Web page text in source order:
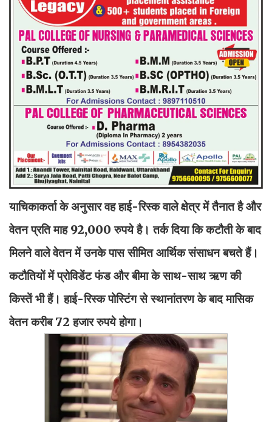
याचिकाकर्ता के अनुसार वह हाई-रिस्क वाले क्षेत्र में तैनात है और
वेतन प्रति माह 92,000 रुपये है। तर्क दिया कि कटौती के बाद
मिलने वाले वेतन में उनके पास सीमित आर्थिक संसाधन बचते हैं।
कटौतियों में प्रोविडेंट फंड और बीमा के साथ-साथ ऋण की
किस्तें भी हैं। हाई-रिस्क पोस्टिंग से स्थानांतरण के बाद मासिक
वेतन करीब 72 हजार रुपये होगा।